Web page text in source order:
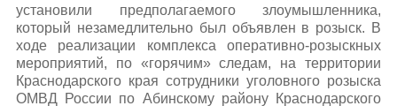
установили предполагаемого злоумышленника,
который незамедлительно был объявлен в розыск. В
ходе реализации комплекса оперативно-розыскных
мероприятий, по «горячим» следам, на территории
Краснодарского края сотрудники уголовного розыска
ОМВД России по Абинскому району Краснодарского